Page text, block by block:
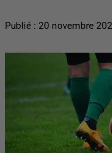
Publié : 20 novembre